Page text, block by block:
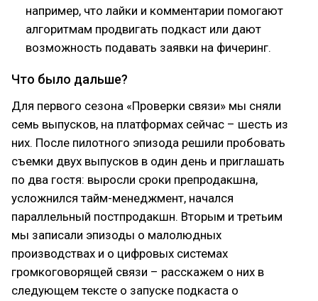
например, что лайки и комментарии помогают
алгоритмам продвигать подкаст или дают
возможность подавать заявки на фичеринг.
Что было дальше?
Для первого сезона «Проверки связи» мы сняли
семь выпусков, на платформах сейчас – шесть из
них. После пилотного эпизода решили пробовать
съемки двух выпусков в один день и приглашать
по два гостя: выросли сроки препродакшна,
усложнился тайм-менеджмент, начался
параллельный постпродакшн. Вторым и третьим
мы записали эпизоды о малолюдных
производствах и о цифровых системах
громкоговорящей связи – расскажем о них в
следующем тексте о запуске подкаста о